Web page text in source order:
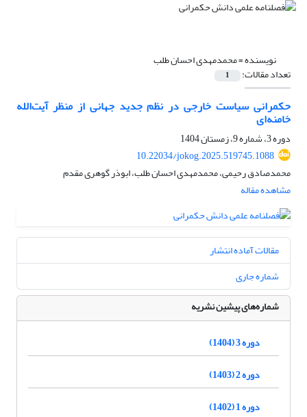
نویسنده =محمدمهدی احسان طلب
تعداد مقالات: 1
حکمرانی سیاست خارجی در نظم جدید جهانی از منظر آیت‌الله
خامنه‌ای
دوره 3، شماره 9، زمستان 1404
10.22034/jokog.2025.519745.1088
محمدصادق رحیمی، محمدمهدی احسان طلب، ابوذر گوهری مقدم
مشاهده مقاله
مقالات آماده انتشار
شماره جاری
شماره‌های پیشین نشریه
دوره 3 (1404)
دوره 2 (1403)
دوره 1 (1402)